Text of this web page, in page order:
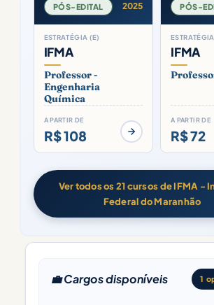
PÓS-EDITAL 2025
ESTRATÉGIA (E)
IFMA
Professor -
Engenharia
Química
A PARTIR DE
R$ 108
PÓS-
IFMA
A PARTIR DE
R$ 72
Ver todos os 21 cursos de IFMA -
Federal do Maranhão
💼 Cargos disponíveis 1